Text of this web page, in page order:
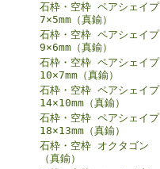
石枠・空枠 ペアシェイプ
7×5mm（真鍮）
石枠・空枠 ペアシェイプ
9×6mm（真鍮）
石枠・空枠 ペアシェイプ
10×7mm（真鍮）
石枠・空枠 ペアシェイプ
14×10mm（真鍮）
石枠・空枠 ペアシェイプ
18×13mm（真鍮）
石枠・空枠 オクタゴン
（真鍮）